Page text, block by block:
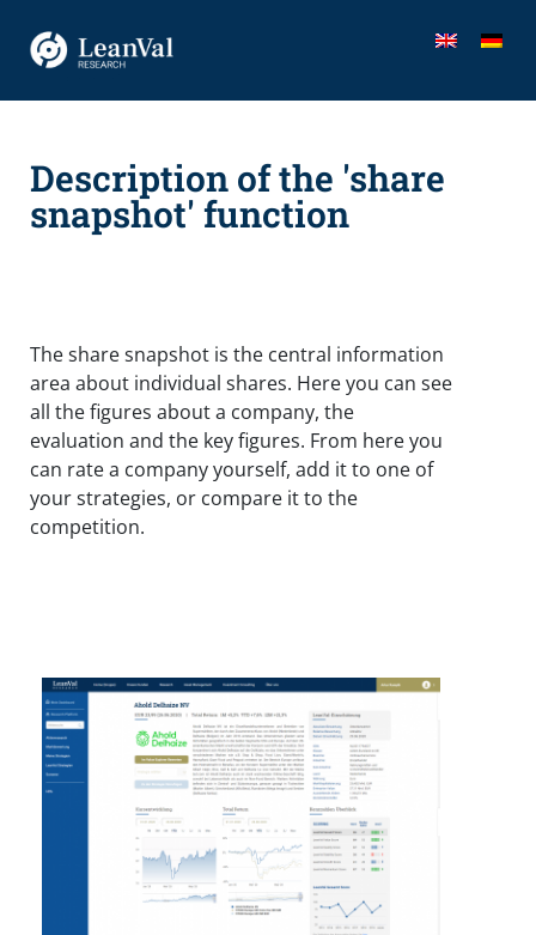
Description of the 'share
snapshot' function
The share snapshot is the central information
area about individual shares. Here you can see
all the figures about a company, the
evaluation and the key figures. From here you
can rate a company yourself, add it to one of
your strategies, or compare it to the
competition.